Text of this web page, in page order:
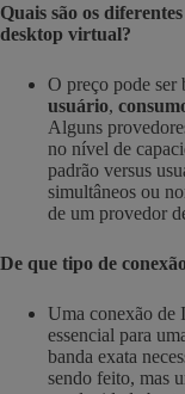
Quais são os
desktop virtual?
O preço pode ser
usuário,
Alguns
no nível de
padrão versus
simultâneos ou
de um provedor
De que tipo de
Uma conexão de
essencial para
banda exata
sendo feito, mas